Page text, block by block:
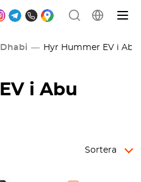
Hyr Hummer EV i Abu
i Abu
Sortera